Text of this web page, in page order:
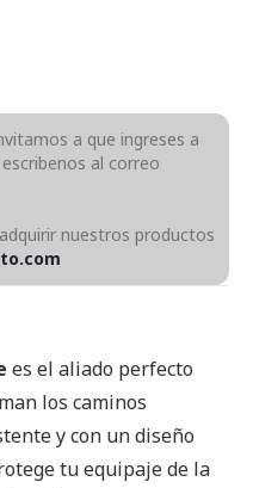
a que ingreses a
al correo
nuestros productos
es el aliado perfecto
los caminos
y con un diseño
tu equipaje de la